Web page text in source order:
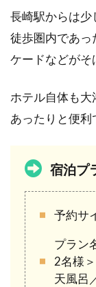
長崎駅からは
徒歩圏内であっ
ケードなどがそ
ホテル自体も
あったりと便利
宿泊プ
予約サ
プラン
2名様
天風呂